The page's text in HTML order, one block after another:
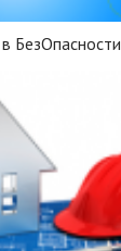
БезОпасности